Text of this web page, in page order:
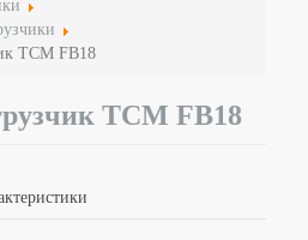
TCM FB18
TCM FB18